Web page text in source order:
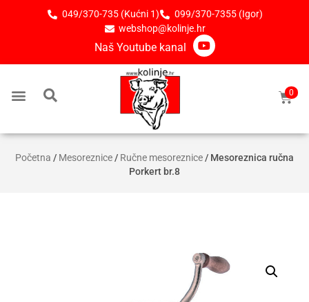
049/370-735 (Kućni 1)
099/370-7355 (Igor)
webshop@kolinje.hr
Naš Youtube kanal
0
Početna / Mesoreznice / Ručne mesoreznice / Mesoreznica ručna
Porkert br.8